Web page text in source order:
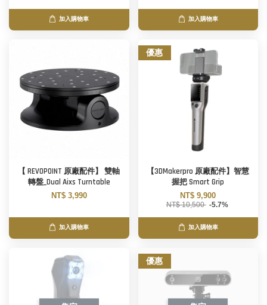
加入購物車 加入購物車
【 REVOPOINT 原廠配件】 雙軸
轉盤_Dual Aixs Turntable
NT$ 3,990
加入購物車
優惠
【3DMakerpro 原廠配件】智慧
握把 Smart Grip
NT$ 9,900
NT$ 10,500 -5.7%
加入購物車
優惠